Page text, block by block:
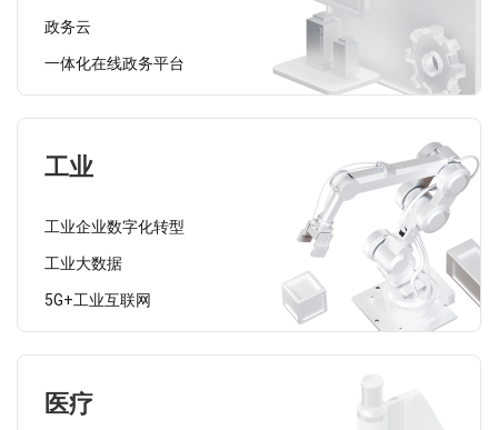
政务云
一体化在线政务平台
工业
工业企业数字化转型
工业大数据
5G+工业互联网
医疗